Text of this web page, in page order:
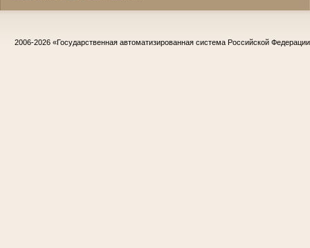
2006-2026 «Государственная автоматизированная система Российской